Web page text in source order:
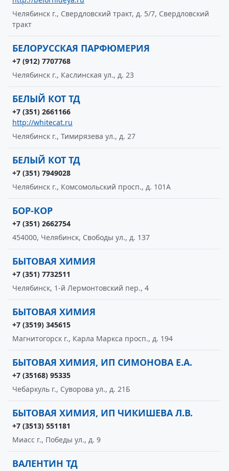
Челябинск г., Свердловский тракт, д. 5/7, Свердловский
тракт
БЕЛОРУССКАЯ ПАРФЮМЕРИЯ
+7 (912) 7707768
Челябинск г., Каслинская ул., д. 23
БЕЛЫЙ КОТ ТД
+7 (351) 2661166
http://whitecat.ru
Челябинск г., Тимирязева ул., д. 27
БЕЛЫЙ КОТ ТД
+7 (351) 7949028
Челябинск г., Комсомольский просп., д. 101А
БОР-КОР
+7 (351) 2662754
454000, Челябинск, Свободы ул., д. 137
БЫТОВАЯ ХИМИЯ
+7 (351) 7732511
Челябинск, 1-й Лермонтовский пер., 4
БЫТОВАЯ ХИМИЯ
+7 (3519) 345615
Магнитогорск г., Карла Маркса просп., д. 194
БЫТОВАЯ ХИМИЯ, ИП СИМОНОВА Е.А.
+7 (35168) 95335
Чебаркуль г., Суворова ул., д. 21Б
БЫТОВАЯ ХИМИЯ, ИП ЧИКИШЕВА Л.В.
+7 (3513) 551181
Миасс г., Победы ул., д. 9
ВАЛЕНТИН ТД